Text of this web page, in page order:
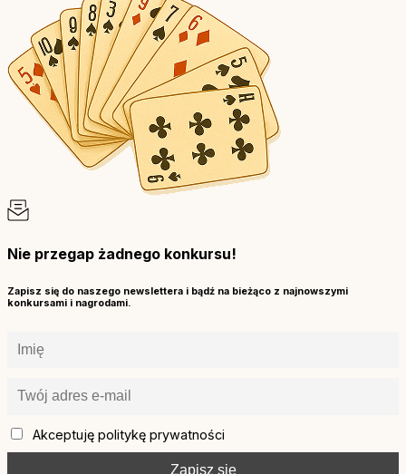
Nie przegap żadnego konkursu!
Zapisz się do naszego newslettera i bądź na bieżąco z najnowszymi
konkursami i nagrodami.
Akceptuję politykę prywatności